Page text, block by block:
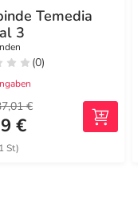
Temedia
3
(0)
€
€
St)